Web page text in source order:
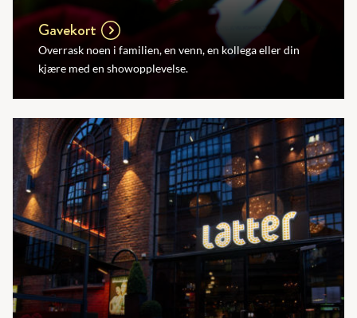
Gavekort
Overrask noen i familien, en venn, en kollega eller din
kjære med en showopplevelse.